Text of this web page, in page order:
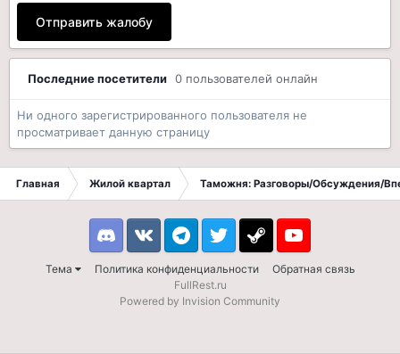
Отправить жалобу
Последние посетители 0 пользователей онлайн
Ни одного зарегистрированного пользователя не
просматривает данную страницу
Главная Жилой квартал Таможня: Разговоры/Обсуждения/
Тема Политика конфиденциальности Обратная связь
DiscordVK TelegramTwitter Steam Youtube
FullRest.ru
Powered by Invision Community